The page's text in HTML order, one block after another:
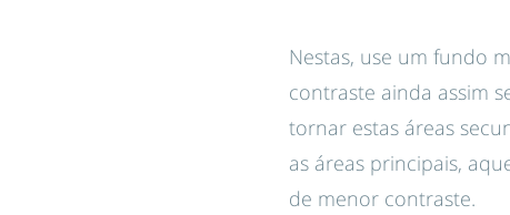
Nestas, use um fundo
contraste ainda assim
tornar estas áreas
as áreas principais,
de menor contraste.